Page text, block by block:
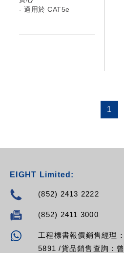
- 適用於 CAT5e
1
EIGHT Limited:
(852) 2413 2222
(852) 2411 3000
工程標書報價銷售經理
5891 /貨品銷售查詢：